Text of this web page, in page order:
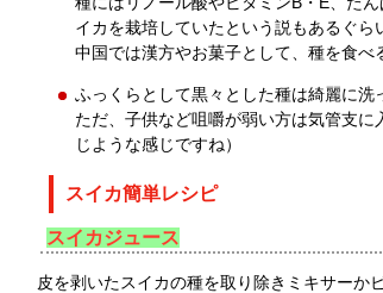
イカを栽培していたという説もあるぐら
中国では漢方やお菓子として、種を食べ
ふっくらとして黒々とした種は綺麗に洗
ただ、子供など咀嚼が弱い方は気管支
じような感じですね）
スイカ簡単レシピ
スイカジュース
皮を剥いたスイカの種を取り除きミキサーか